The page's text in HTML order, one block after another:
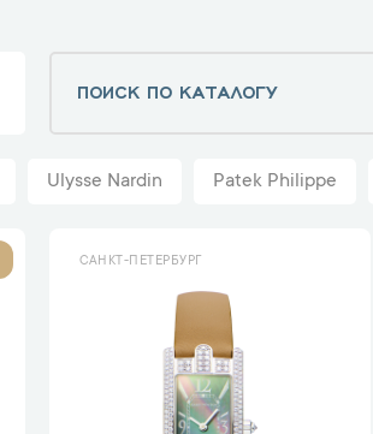
Ulysse Nardin Patek Philippe
САНКТ-ПЕТЕРБУРГ